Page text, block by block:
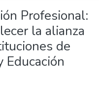
Profesional:
la alianza
de
Educación